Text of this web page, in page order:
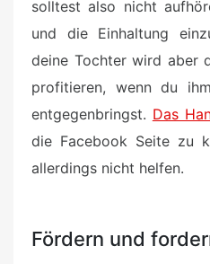
solltest also nicht
und die Einhaltung
deine Tochter wird aber
profitieren, wenn du
entgegenbringst. Das
die Facebook Seite zu
allerdings nicht helfen.
Fördern und